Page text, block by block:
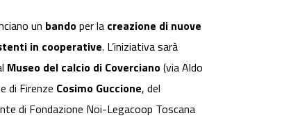
un bandoper la creazione di nuove
in cooperative. L’iniziativa sarà
Museo del calcio di Coverciano(via Aldo
di Firenze Cosimo Guccione, del
di Fondazione Noi-Legacoop Toscana